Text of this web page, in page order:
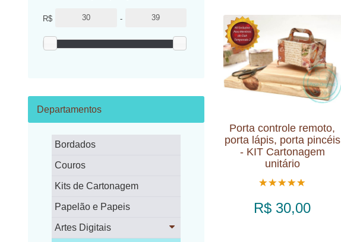
R$ -
Departamentos
Bordados
Couros
Kits de Cartonagem
Papelão e Papeis
Artes Digitais
Porta controle remoto,
porta lápis, porta pincéis
- KIT Cartonagem
unitário
R$ 30,00